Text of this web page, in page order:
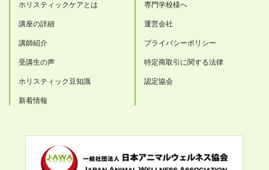
ホリスティックケアとは
講座の詳細
講師紹介
受講生の声
ホリスティック豆知識
新着情報
専門学校様へ
運営会社
プライバシーポリシー
特定商取引に関する法律
認定協会